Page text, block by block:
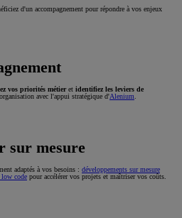
d'un accompagnement pour répondre à vos enjeux
vos priorités métieret identifiez les leviers de
avec l'appui stratégique d'Alenium
sur mesure
adaptés à vos besoins : développements sur mesure
low code pour accélérer vos projets et maîtriser vos coûts.